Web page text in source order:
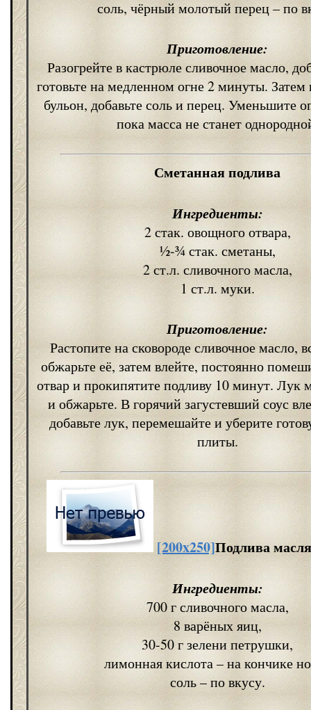
соль, чёрный молотый перец – по
Приготовление:
Разогрейте в кастрюле сливочное масло,
готовьте на медленном огне 2 минуты. Затем
бульон, добавьте соль и перец. Уменьшите
пока масса не станет
Сметанная подлива
Ингредиенты:
2 стак. овощного отвара,
½-¾ стак. сметаны,
2 ст.л. сливочного масла,
1 ст.л. муки.
Приготовление:
Растопите на сковороде сливочное масло,
обжарьте её, затем влейте, постоянно
отвар и прокипятите подливу 10 минут. Лук
и обжарьте. В горячий загустевший соус
добавьте лук, перемешайте и уберите
плиты.
[200x250]Подлива
Ингредиенты:
700 г сливочного масла,
8 варёных яиц,
30-50 г зелени петрушки,
лимонная кислота – на кончике
соль – по вкусу.